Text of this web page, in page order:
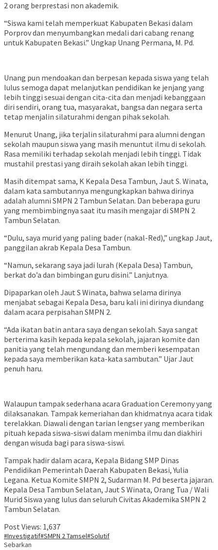
2 orang berprestasi non akademik.
“Siswa kami telah memperkuat Kabupaten Bekasi dalam
Porprov dan menyumbangkan medali dari cabang renang
untuk Kabupaten Bekasi.” Ungkap Unang Permana, M. Pd.
Unang pun mendoakan dan berpesan kepada siswa yang telah
lulus semoga dapat melanjutkan pendidikan ke jenjang yang
lebih tinggi sesuai dengan cita-cita dan menjadi kebanggaan
diri sendiri, orang tua, masyarakat, bangsa dan negara serta
tetap menjalin silaturahmi dengan pihak sekolah.
Menurut Unang, jika terjalin silaturahmi para alumni dengan
sekolah maupun siswa yang masih menuntut ilmu di sekolah.
Rasa memiliki terhadap sekolah menjadi lebih tinggi. Tidak
mustahil prestasi yang diraih sekolah akan lebih tinggi.
Masih ditempat sama, K Kepala Desa Tambun, Jaut S. Winata,
dalam kata sambutannya mengungkapkan bahwa dirinya
adalah alumni SMPN 2 Tambun Selatan. Dan beberapa guru
yang membimbingnya saat itu masih mengajar di SMPN 2
Tambun Selatan.
“Dulu, saya murid yang paling bader (nakal-Red),” ungkap Jaut,
panggilan akrab Kepala Desa Tambun.
“Namun, sekarang saya jadi lurah (Kepala Desa) Tambun,
berkat do’a dan bimbingan guru disini.” Lanjutnya.
Dipaparkan oleh Jaut S Winata, bahwa selama dirinya
menjabat sebagai Kepala Desa, baru kali ini dirinya diundang
dalam acara perpisahan SMPN 2.
“Ada ikatan batin antara saya dengan sekolah. Saya sangat
berterima kasih kepada kepala sekolah, jajaran komite dan
panitia yang telah mengundang dan memberi kesempatan
kepada saya memberikan kata-kata sambutan.” Ujar Jaut
penuh haru.
Walaupun tampak sederhana acara Graduation Ceremony yang
dilaksanakan. Tampak kemeriahan dan khidmatnya acara tidak
terelakkan. Diawali dengan tarian lengser yang memberikan
pituah kepada siswa-siswi dalam menimba ilmu dan diakhiri
dengan wisuda bagi para siswa-siswi.
Tampak hadir dalam acara, Kepala Bidang SMP Dinas
Pendidikan Pemerintah Daerah Kabupaten Bekasi, Yulia
Legana. Ketua Komite SMPN 2, Sudarman M. Pd beserta jajaran.
Kepala Desa Tambun Selatan, Jaut S Winata, Orang Tua / Wali
Murid Siswa yang lulus dan seluruh Civitas Akademika SMPN 2
Tambun Selatan.
Post Views: 1,637
#Investigatif#SMPN 2 Tamsel#Solutif
Sebarkan